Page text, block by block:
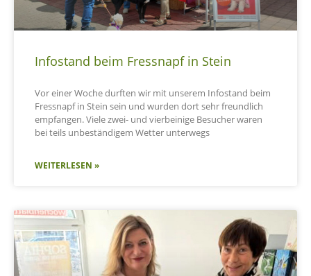
Infostand beim Fressnapf in Stein
Vor einer Woche durften wir mit unserem Infostand beim
Fressnapf in Stein sein und wurden dort sehr freundlich
empfangen. Viele zwei- und vierbeinige Besucher waren
bei teils unbeständigem Wetter unterwegs
WEITERLESEN »